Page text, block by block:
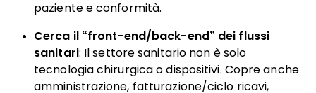
paziente e conformità.
Cerca il “front-end/back-end” dei flussi
sanitari: Il settore sanitario non è solo
tecnologia chirurgica o dispositivi. Copre anche
amministrazione, fatturazione/ciclo ricavi,